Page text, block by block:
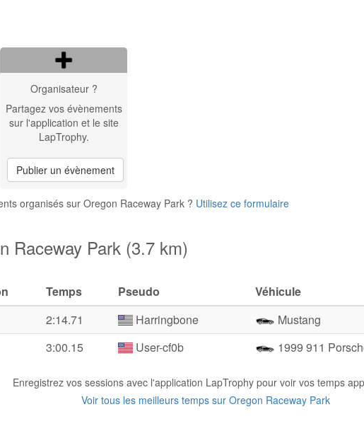
Organisateur ?
Partagez vos évènements
sur l'application et le site
LapTrophy.
Publier un évènement
organisés sur Oregon Raceway Park ? Utilisez ce formulaire
Raceway Park (3.7 km)
Temps Pseudo
Véhicule
2:14.71 Harringbone
Mustang
3:00.15 User-cf0b 1999 911
Enregistrez vos sessions avec l'application LapTrophy pour voir vos temps
Voir tous les meilleurs temps sur Oregon Raceway Park